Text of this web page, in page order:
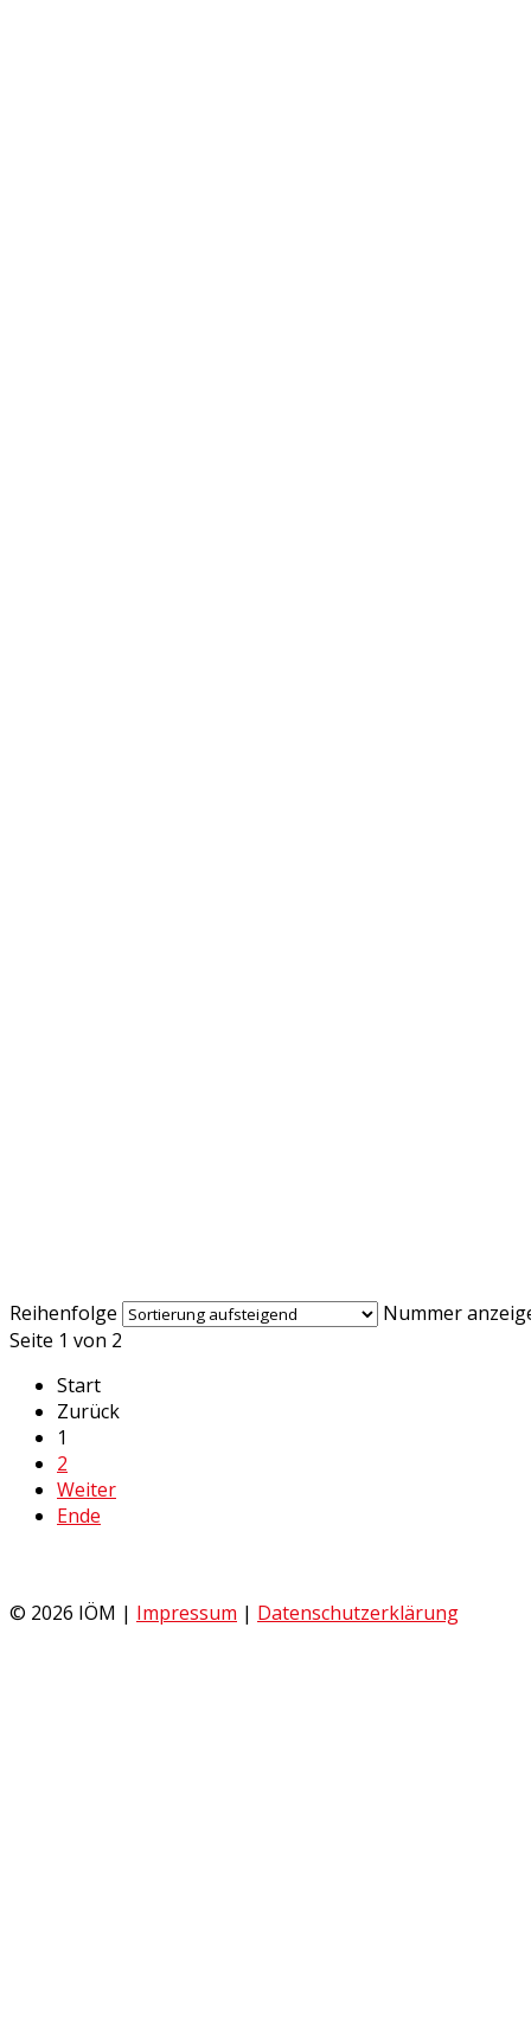
Reihenfolge
Nummer
Seite 1 von 2
Start
Zurück
1
2
Weiter
Ende
© 2026 IÖM | Impressum | Datenschutzerklärung